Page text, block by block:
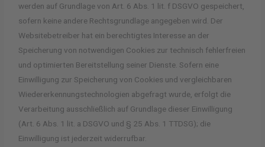
werden auf Grundlage von Art. 6 Abs. 1 lit. f DSGVO gespeichert,
sofern keine andere Rechtsgrundlage angegeben wird. Der
Websitebetreiber hat ein berechtigtes Interesse an der
Speicherung von notwendigen Cookies zur technisch fehlerfreien
und optimierten Bereitstellung seiner Dienste. Sofern eine
Einwilligung zur Speicherung von Cookies und vergleichbaren
Wiedererkennungstechnologien abgefragt wurde, erfolgt die
Verarbeitung ausschließlich auf Grundlage dieser Einwilligung
(Art. 6 Abs. 1 lit. a DSGVO und § 25 Abs. 1 TTDSG); die
Einwilligung ist jederzeit widerrufbar.